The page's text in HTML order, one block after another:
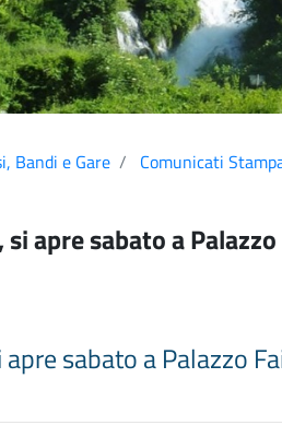
Bandi e Gare Comunicati
si apre sabato a
apre sabato a Palazzo